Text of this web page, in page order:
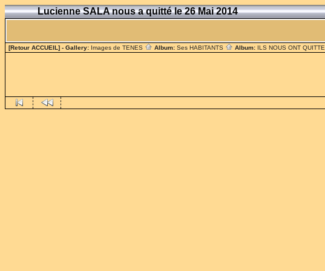
Lucienne SALA nous a quitté le 26 Mai 2014
[Retour ACCUEIL] - Gallery: Images de TENES Album: Ses HABITANTS Album: ILS NOUS ONT QUITTE